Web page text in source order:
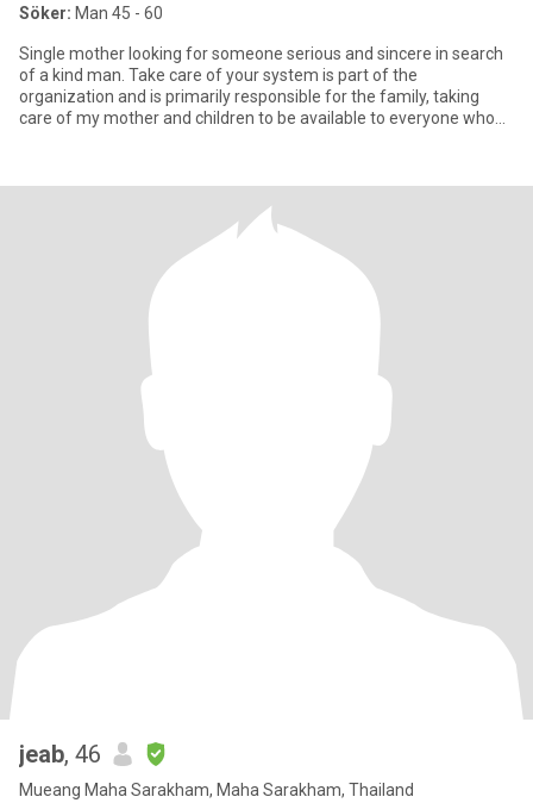
Söker: Man 45 - 60
Single mother looking for someone serious and sincere in search
of a kind man. Take care of your system is part of the
organization and is primarily responsible for the family, taking
care of my mother and children to be available to everyone who
jeab, 46
Mueang Maha Sarakham, Maha Sarakham, Thailand